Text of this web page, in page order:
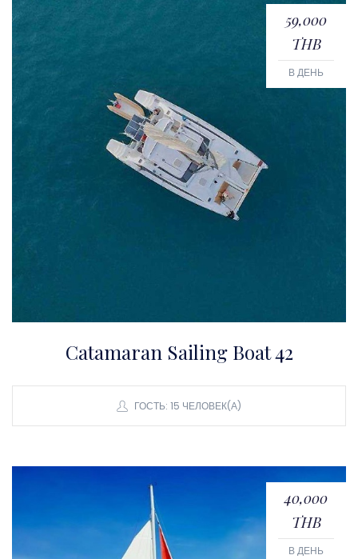
59,000
THB
В ДЕНЬ
Catamaran Sailing Boat 42
ГОСТЬ: 15 ЧЕЛОВЕК(А)
40,000
THB
В ДЕНЬ